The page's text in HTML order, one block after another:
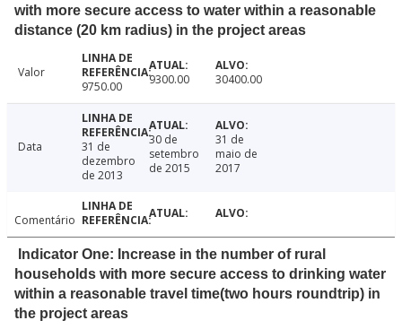
with more secure access to water within a reasonable
distance (20 km radius) in the project areas
Valor
9750.00
9300.00 30400.00
Data
31 de
dezembro
de 2013
30 de
setembro
de 2015
31 de
maio de
2017
Comentário
Indicator One: Increase in the number of rural
households with more secure access to drinking water
within a reasonable travel time(two hours roundtrip) in
the project areas